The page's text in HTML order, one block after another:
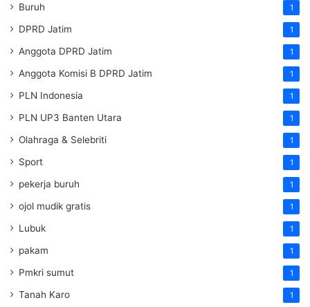
Buruh 1
DPRD Jatim 1
Anggota DPRD Jatim 1
Anggota Komisi B DPRD Jatim 1
PLN Indonesia 1
PLN UP3 Banten Utara 1
Olahraga & Selebriti 1
Sport 1
pekerja buruh 1
ojol mudik gratis 1
Lubuk 1
pakam 1
Pmkri sumut 1
Tanah Karo 1